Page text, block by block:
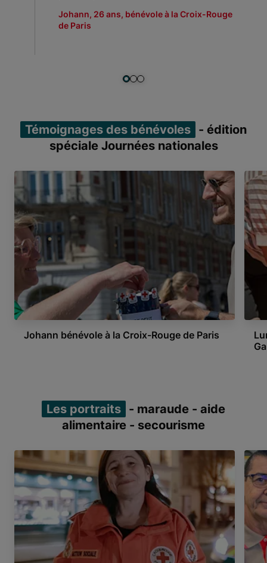
Johann, 26 ans, bénévole à la Croix-Rouge
de Paris
Témoignages des bénévoles - édition
spéciale Journées nationales
Johann bénévole à la Croix-Rouge de Paris
Les portraits - maraude - aide
alimentaire - secourisme